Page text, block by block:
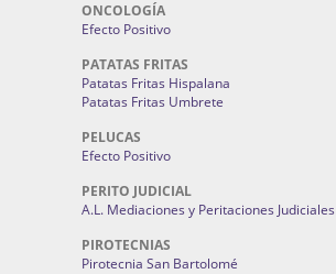
ONCOLOGÍA
Efecto Positivo
PATATAS FRITAS
Patatas Fritas Hispalana
Patatas Fritas Umbrete
PELUCAS
Efecto Positivo
PERITO JUDICIAL
A.L. Mediaciones y Peritaciones Judiciales
PIROTECNIAS
Pirotecnia San Bartolomé